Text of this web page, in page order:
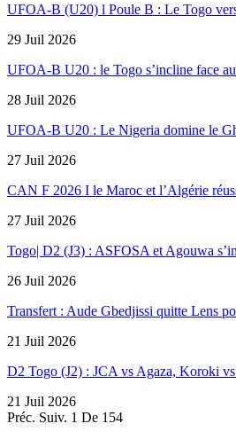
UFOA-B (U20) l Poule B : Le Togo
29 Juil 2026
UFOA-B U20 : le Togo s’incline face
28 Juil 2026
UFOA-B U20 : Le Nigeria domine le
27 Juil 2026
CAN F 2026 I le Maroc et l’Algérie
27 Juil 2026
Togo| D2 (J3) : ASFOSA et Agouwa
26 Juil 2026
Transfert : Aude Gbedjissi quitte Lens
21 Juil 2026
D2 Togo (J2) : JCA vs Agaza, Koroki
21 Juil 2026
Préc. Suiv. 1 De 154